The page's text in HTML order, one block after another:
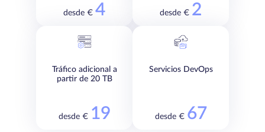
desde € 4 desde € 2
Tráfico adicional a
partir de 20 TB
desde € 19
Servicios DevOps
desde € 67